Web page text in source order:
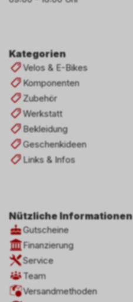
Kategorien
Velos & E-Bikes
Komponenten
Zubehör
Werkstatt
Bekleidung
Geschenkideen
Links & Infos
Nützliche Informationen
Gutscheine
Finanzierung
Service
Team
Versandmethoden